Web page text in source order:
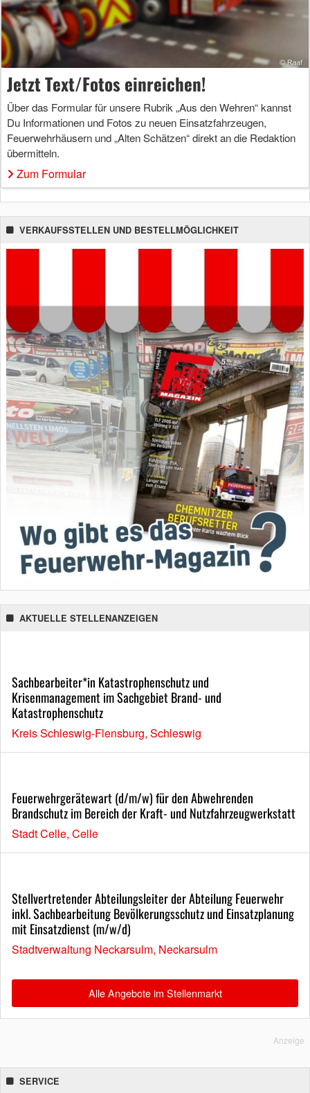
Jetzt Text/Fotos einreichen!
Über das Formular für unsere Rubrik „Aus den Wehren“ kannst
Du Informationen und Fotos zu neuen Einsatzfahrzeugen,
Feuerwehrhäusern und „Alten Schätzen“ direkt an die Redaktion
übermitteln.
Zum Formular
VERKAUFSSTELLEN UND BESTELLMÖGLICHKEIT
AKTUELLE STELLENANZEIGEN
Sachbearbeiter*in Katastrophenschutz und
Krisenmanagement im Sachgebiet Brand- und
Katastrophenschutz
Kreis Schleswig-Flensburg, Schleswig
Feuerwehrgerätewart (d/m/w) für den Abwehrenden
Brandschutz im Bereich der Kraft- und Nutzfahrzeugwerkstatt
Stadt Celle, Celle
Stellvertretender Abteilungsleiter der Abteilung Feuerwehr
inkl. Sachbearbeitung Bevölkerungsschutz und Einsatzplanung
mit Einsatzdienst (m/w/d)
Stadtverwaltung Neckarsulm, Neckarsulm
Alle Angebote im Stellenmarkt
Anzeige
SERVICE